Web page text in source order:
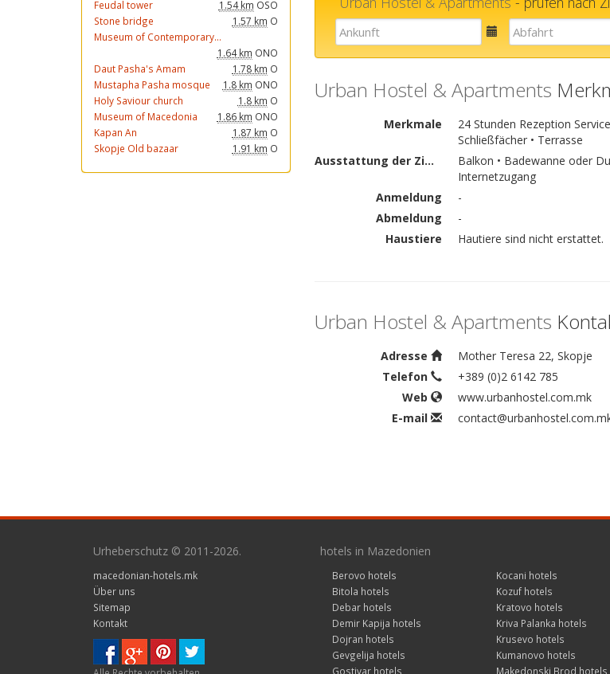
Feudal tower
1.54 km OSO
Stone bridge
1.57 km O
Museum of Contemporary...
1.64 km ONO
Daut Pasha's Amam
1.78 km O
Mustapha Pasha mosque
1.8 km ONO
Holy Saviour church
1.8 km O
Museum of Macedonia
1.86 km ONO
Kapan An
1.87 km O
Skopje Old bazaar
1.91 km O
E-
mail
Urban Hostel & Apartments
Merkmale
24 Stunden Rezeption
Schließfächer • Terrasse
Ausstattung der Zimmer
Balkon • Badewanne oder
Internetzugang
Anmeldung
-
Abmeldung
-
Haustiere
Hautiere sind nicht erstattet.
Urban Hostel & Apartments
Adresse
Mother Teresa 22, Skopje
Telefon
+389 (0)2 6142 785
Web
www.urbanhostel.com.mk
E-mail
Urheberschutz © 2011-2026.
macedonian-hotels.mk
Über uns
Sitemap
Kontakt
hotels in Mazedonien
Berovo hotels
Bitola hotels
Debar hotels
Demir Kapija hotels
Dojran hotels
Gevgelija hotels
Gostivar hotels
Kocani hotels
Kozuf hotels
Kratovo hotels
Kriva Palanka hotels
Krusevo hotels
Kumanovo hotels
Makedonski Brod hotels